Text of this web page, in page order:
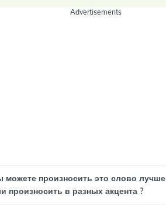
Advertisements
можете произносить это слово лучше
произносить в разных акцента ?